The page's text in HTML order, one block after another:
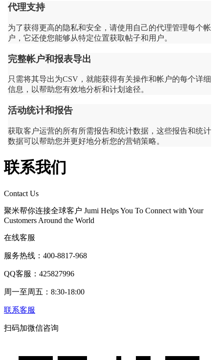
代理支持
为了获得更高的隐私和安全，请使用自己的代理管理每个帐
户，它还使您能够从特定位置获取帖子和用户。
完整帐户和报表导出
只需将其导出为CSV，就能获得有关操作和帐户的每个详细
信息，以帮助您有效地分析和计划途径。
活动统计和报告
获取客户运营的所有所需报告和统计数据，这些报告和统计
数据可以帮助您并更好地分析您的营销策略。
联系我们
Contact Us
聚米帮你连接全球客户 Jumi Helps You To Connect with Your
Customers Around the World
在线客服
服务热线：400-8817-968
QQ客服：425827996
周一至周五：8:30-18:00
联系客服
扫码加微信咨询